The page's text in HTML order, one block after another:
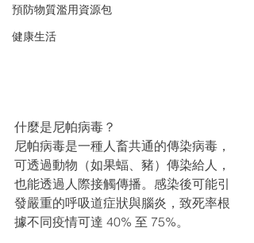
預防物質濫用資源包
健康生活
什麼是尼帕病毒？
尼帕病毒是一種人畜共通的傳染病毒，
可透過動物（如果蝠、豬）傳染給人，
也能透過人際接觸傳播。感染後可能引
發嚴重的呼吸道症狀與腦炎，致死率根
據不同疫情可達 40% 至 75%。